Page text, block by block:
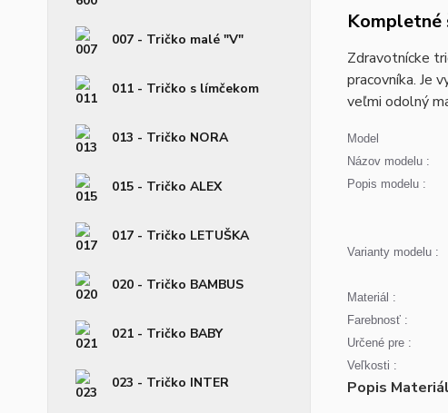
007 - Tričko malé "V"
011 - Tričko s límčekom
013 - Tričko NORA
015 - Tričko ALEX
017 - Tričko LETUŠKA
020 - Tričko BAMBUS
021 - Tričko BABY
023 - Tričko INTER
Kompletné
Zdravotnícke
pracovníka. Je
veľmi odolný
Model
Názov modelu :
Popis modelu :
Varianty modelu :
Materiál :
Farebnosť :
Určené pre :
Veľkosti :
Popis